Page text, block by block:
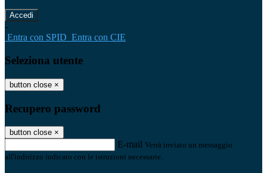
-
Entra con SPID Entra con CIE
Seleziona utente
button close ×
Recupero password
button close ×
E-mail Verrà inviato un messaggio
all'indirizzo indicato con le istruzioni necessarie.